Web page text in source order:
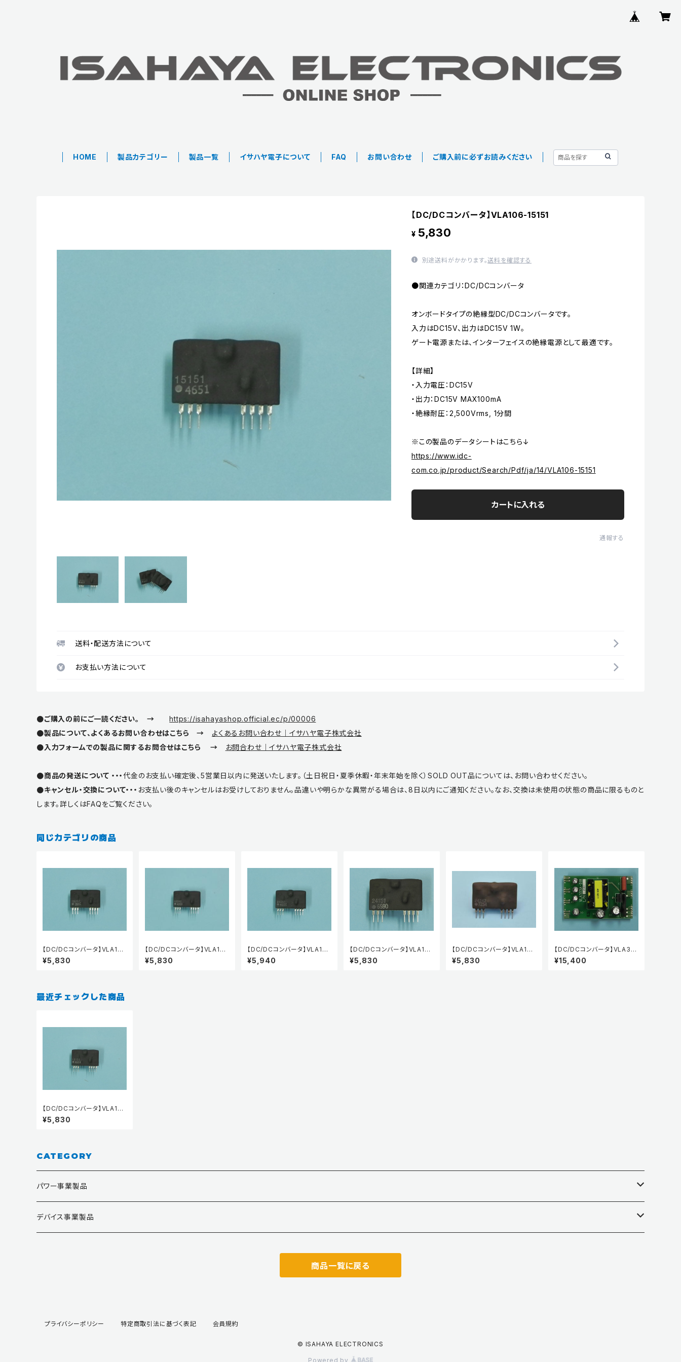
HOME 製品カテゴリー 製品一覧 イサハヤ電子について FAQ お問い合わせ ご購入前に必ずお読みください
【DC/DCコンバータ】VLA106-15151
¥ 5,830
別途送料がかかります。送料を確認する
●関連カテゴリ：DC/DCコンバータ
オンボードタイプの絶縁型DC/DCコンバータです。
入力はDC15V、出力はDC15V 1W。
ゲート電源または、インターフェイスの絶縁電源として最適です。
【詳細】
・入力電圧：DC15V
・出力：DC15V MAX100mA
・絶縁耐圧：2,500Vrms, 1分間
※この製品のデータシートはこちら↓
https://www.idc-
com.co.jp/product/Search/Pdf/ja/14/VLA106-15151
カートに入れる
通報する
送料・配送方法について
お支払い方法について
●ご購入の前にご一読ください。 →https://isahayashop.official.ec/p/00006
●製品について、よくあるお問い合わせはこちら → よくあるお問い合わせ｜イサハヤ電子株式会社
●入力フォームでの製品に関するお問合せはこちら →
お問合わせ｜イサハヤ電子株式会社
●商品の発送について ・・・代金のお支払い確定後、5営業日以内に発送いたします。（土日祝日・夏季休暇・年末年始を除く）SOLD OUT品については、お問い合わせください。
●キャンセル・交換について・・・ お支払い後のキャンセルはお受けしておりません。品違いや明らかな異常がる場合は、8日以内にご通知ください。なお、交換は未使用の状態の商品に限るものと
します。詳しくはFAQをご覧ください。
同じカテゴリの商品
【DC/DCコンバータ】VLA106
-15051
¥5,830
【DC/DCコンバータ】VLA106
-15242
¥5,830
【DC/DCコンバータ】VLA106
-24051
¥5,940
【DC/DCコンバータ】VLA106
-24151
¥5,830
【DC/DCコンバータ】VLA106
-24242
¥5,830
【DC/DCコンバータ】VLA30
3A-01R
¥15,400
最近チェックした商品
【DC/DCコンバータ】VLA106
-15151
¥5,830
CATEGORY
パワー事業製品
ゲートドライバ
デバイス事業製品
商品一覧に戻る
プライバシーポリシー 特定商取引法に基づく表記 会員規約
© ISAHAYA ELECTRONICS
Powered by